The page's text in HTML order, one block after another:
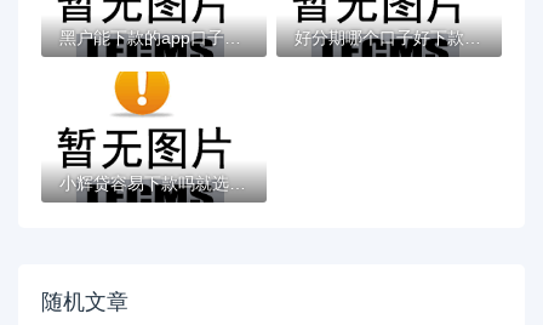
黑户能下款的app口子有哪些？今天带来10款黑... 好分期哪个口子好下款？老哥实测避坑贷款平...
小辉贷容易下款吗就选这7个4千元黑户无条件...
随机文章